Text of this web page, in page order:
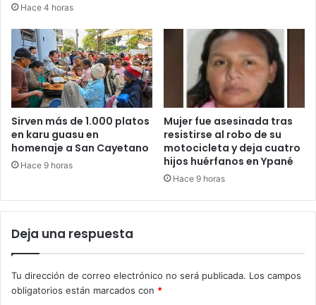
Hace 4 horas
Sirven más de 1.000 platos
en karu guasu en
homenaje a San Cayetano
Hace 9 horas
Mujer fue asesinada tras
resistirse al robo de su
motocicleta y deja cuatro
hijos huérfanos en Ypané
Hace 9 horas
Deja una respuesta
Tu dirección de correo electrónico no será publicada. Los campos
obligatorios están marcados con *